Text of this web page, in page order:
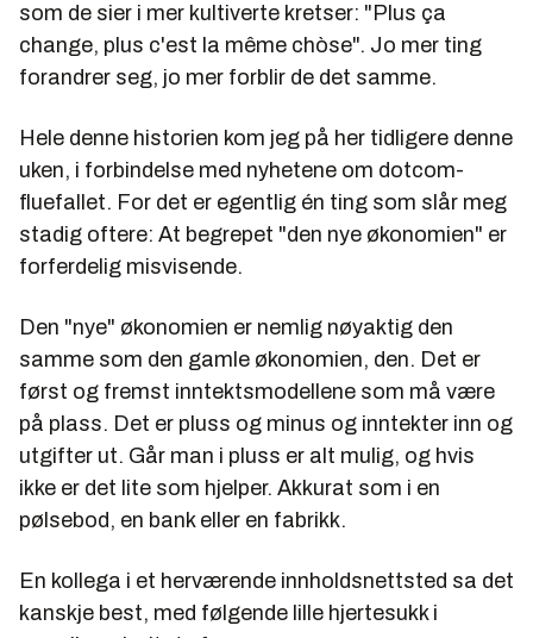
som de sier i mer kultiverte kretser: "Plus ça
change, plus c'est la même chòse". Jo mer ting
forandrer seg, jo mer forblir de det samme.
Hele denne historien kom jeg på her tidligere denne
uken, i forbindelse med nyhetene om dotcom-
fluefallet. For det er egentlig én ting som slår meg
stadig oftere: At begrepet "den nye økonomien" er
forferdelig misvisende.
Den "nye" økonomien er nemlig nøyaktig den
samme som den gamle økonomien, den. Det er
først og fremst inntektsmodellene som må være
på plass. Det er pluss og minus og inntekter inn og
utgifter ut. Går man i pluss er alt mulig, og hvis
ikke er det lite som hjelper. Akkurat som i en
pølsebod, en bank eller en fabrikk.
En kollega i et herværende innholdsnettsted sa det
kanskje best, med følgende lille hjertesukk i